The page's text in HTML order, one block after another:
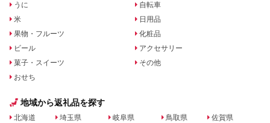
うに
米
果物・フルーツ
ビール
菓子・スイーツ
おせち
自転車
日用品
化粧品
アクセサリー
その他
地域から返礼品を探す
北海道
埼玉県
岐阜県
鳥取県
佐賀県